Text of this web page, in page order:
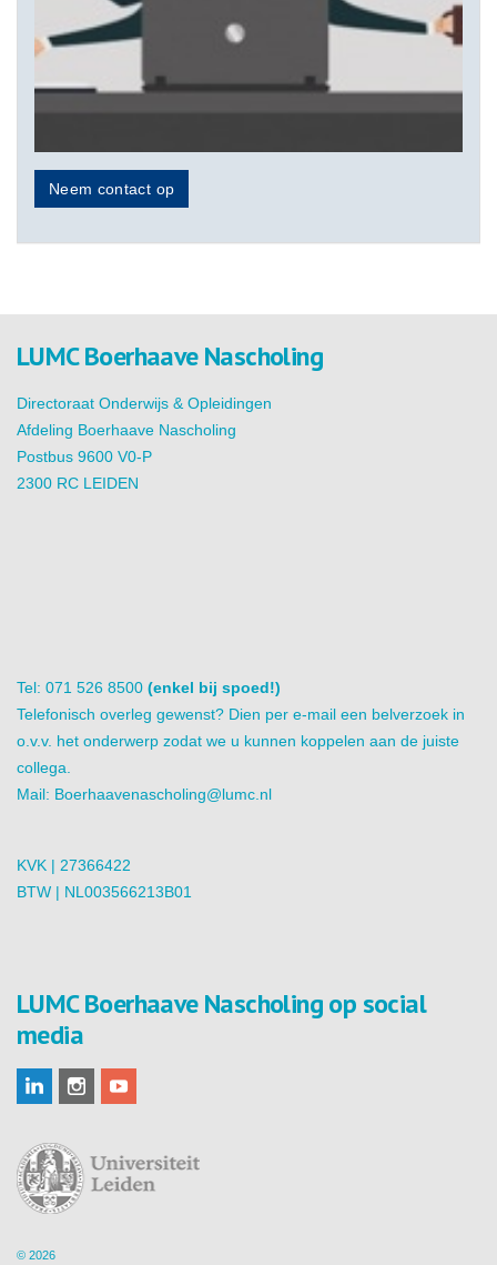
Neem contact op
LUMC Boerhaave Nascholing
Directoraat Onderwijs & Opleidingen
Afdeling Boerhaave Nascholing
Postbus 9600 V0-P
2300 RC LEIDEN
Tel: 071 526 8500 (enkel bij spoed!)
Telefonisch overleg gewenst? Dien per e-mail een belverzoek in
o.v.v. het onderwerp zodat we u kunnen koppelen aan de juiste
collega.
Mail: Boerhaavenascholing@lumc.nl
KVK | 27366422
BTW | NL003566213B01
LUMC Boerhaave Nascholing op social
media
© 2026